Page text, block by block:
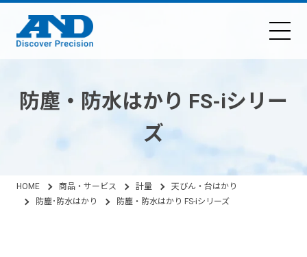
防塵・防水はかり FS-iシリー
ズ
HOME 商品・サービス 計量
天びん・台はかり
防塵･防水はかり
防塵・防水はかり FS-iシリーズ